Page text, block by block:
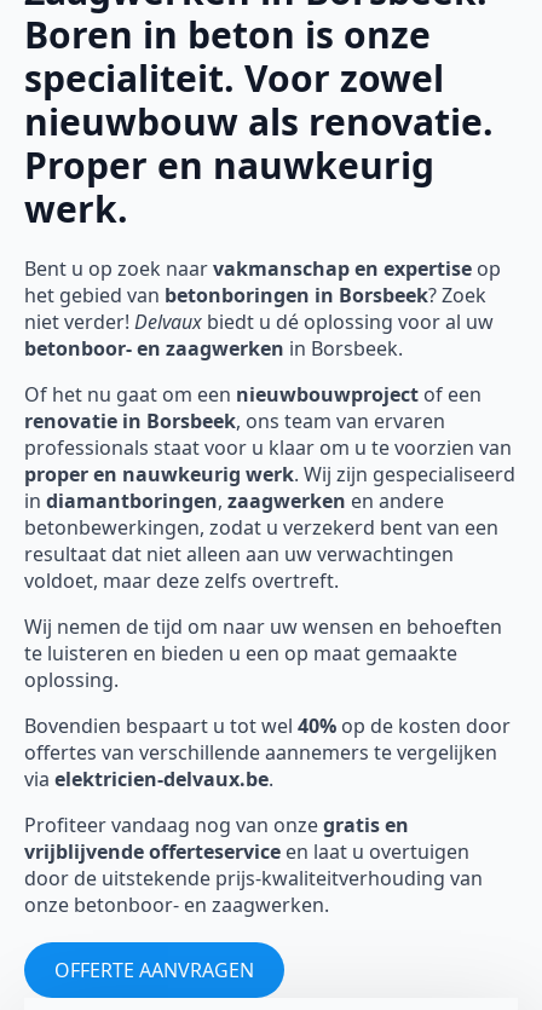
Boren in beton is onze
specialiteit. Voor zowel
nieuwbouw als renovatie.
Proper en nauwkeurig
werk.
Bent u op zoek naarvakmanschap en expertise op
het gebied van betonboringen in Borsbeek? Zoek
niet verder! Delvaux biedt u dé oplossing voor al uw
betonboor- en zaagwerken in Borsbeek.
Of het nu gaat om een nieuwbouwproject of een
renovatie in Borsbeek, ons team van ervaren
professionals staat voor u klaar om u te voorzien van
proper en nauwkeurig werk. Wij zijn gespecialiseerd
in diamantboringen, zaagwerken en andere
betonbewerkingen, zodat u verzekerd bent van een
resultaat dat niet alleen aan uw verwachtingen
voldoet, maar deze zelfs overtreft.
Wij nemen de tijd om naar uw wensen en behoeften
te luisteren en bieden u een op maat gemaakte
oplossing.
Bovendien bespaart u tot wel 40% op de kosten door
offertes van verschillende aannemers te vergelijken
via elektricien-delvaux.be.
Profiteer vandaag nog van onzegratis en
vrijblijvende offerteservice en laat u overtuigen
door de uitstekende prijs-kwaliteitverhouding van
onze betonboor- en zaagwerken.
OFFERTE AANVRAGEN